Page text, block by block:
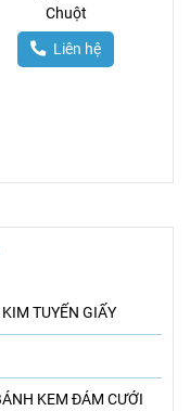
Chuột
Liên hệ
TUYẾN GIẤY
KEM ĐÁM CƯỚI